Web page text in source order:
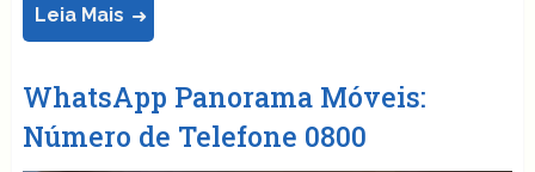
Leia Mais
WhatsApp Panorama Móveis:
Número de Telefone 0800